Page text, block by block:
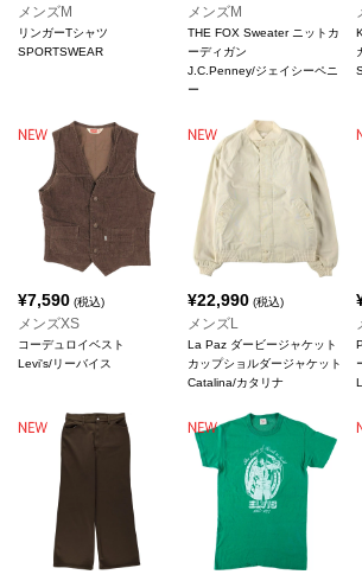
メンズM
リンガーTシャツ
SPORTSWEAR
メンズM
THE FOX Sweater ニットカ
ーディガン
J.C.Penney/ジェイシーペニ
ー
¥7,590 (税込)
メンズXS
コーデュロイベスト
Levi's/リーバイス
¥22,990(税込)
メンズL
La Paz ダービージャケット
カップショルダージャケット
Catalina/カタリナ